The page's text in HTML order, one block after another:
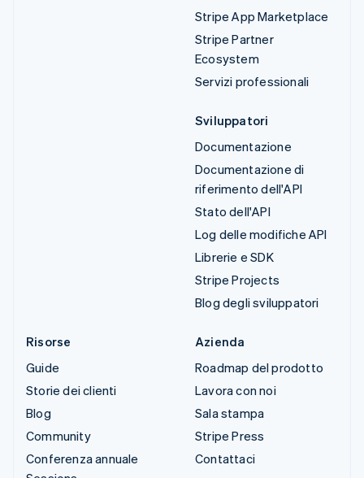
Stripe App Marketplace
Stripe Partner
Ecosystem
Servizi professionali
Sviluppatori
Documentazione
Documentazione di
riferimento dell'API
Stato dell'API
Log delle modifiche API
Librerie e SDK
Stripe Projects
Blog degli sviluppatori
Risorse
Guide
Storie dei clienti
Blog
Community
Conferenza annuale
Azienda
Roadmap del prodotto
Lavora con noi
Sala stampa
Stripe Press
Contattaci